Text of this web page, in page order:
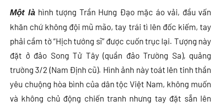
Một là hình tượng Trần Hưng Đạo mặc áo vải, đầu vấn
khăn chứ không đội mũ mão, tay trái tì lên đốc kiếm, tay
phải cầm tờ “Hịch tướng sĩ” được cuốn trục lại. Tượng này
đặt ở đảo Song Tử Tây (quần đảo Trường Sa), quảng
trường 3/2 (Nam Định cũ). Hình ảnh này toát lên tinh thần
yêu chuộng hòa bình của dân tộc Việt Nam, không muốn
và không chủ động chiến tranh nhưng tay đặt sẵn lên